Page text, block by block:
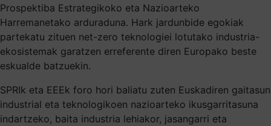
Prospektiba Estrategikoko eta Nazioarteko
Harremanetako arduraduna. Hark jardunbide egokiak
partekatu zituen net-zero teknologiei lotutako industria-
ekosistemak garatzen erreferente diren Europako beste
eskualde batzuekin.
SPRIk eta EEEk foro hori baliatu zuten Euskadiren gaitasun
industrial eta teknologikoen nazioarteko ikusgarritasuna
indartzeko, baita industria lehiakor, jasangarri eta